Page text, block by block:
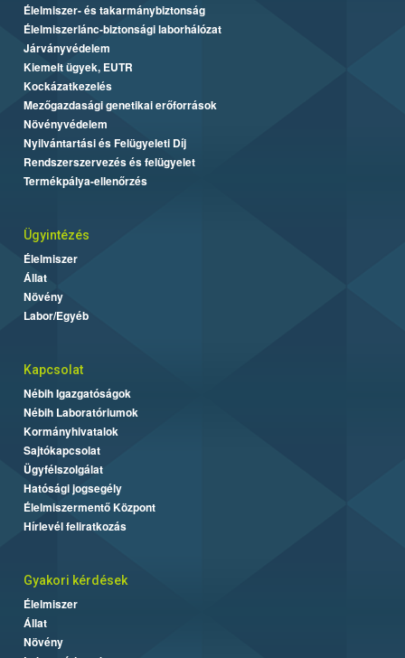
Élelmiszer- és takarmánybiztonság
Élelmiszerlánc-biztonsági laborhálózat
Járványvédelem
Kiemelt ügyek, EUTR
Kockázatkezelés
Mezőgazdasági genetikai erőforrások
Növényvédelem
Nyilvántartási és Felügyeleti Díj
Rendszerszervezés és felügyelet
Termékpálya-ellenőrzés
Ügyintézés
Élelmiszer
Állat
Növény
Labor/Egyéb
Kapcsolat
Nébih Igazgatóságok
Nébih Laboratóriumok
Kormányhivatalok
Sajtókapcsolat
Ügyfélszolgálat
Hatósági jogsegély
Élelmiszermentő Központ
Hírlevél feliratkozás
Gyakori kérdések
Élelmiszer
Állat
Növény